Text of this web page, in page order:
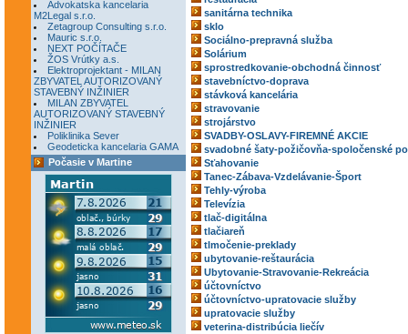
Advokatska kancelaria
M2Legal s.r.o.
Zetagroup Consulting s.r.o.
Mauric s.r.o.
NEXT POČÍTAČE
ŽOS Vrútky a.s.
Elektroprojektant - MILAN
ZBYVATEL AUTORIZOVANÝ
STAVEBNÝ INŽINIER
MILAN ZBYVATEL
AUTORIZOVANÝ STAVEBNÝ
INŽINIER
Poliklinika Sever
Geodeticka kancelaria GAMA
Počasie v Martine
sanitárna technika
sklo
Sociálno-prepravná služba
Solárium
sprostredkovanie-obchodná činnosť
stavebníctvo-doprava
stávková kancelária
stravovanie
strojárstvo
SVADBY-OSLAVY-FIREMNÉ AKCIE
svadobné šaty-požičovňa-spoločenské
Sťahovanie
Tanec-Zábava-Vzdelávanie-Šport
Tehly-výroba
Televízia
tlač-digitálna
tlačiareň
tlmočenie-preklady
ubytovanie-reštaurácia
Ubytovanie-Stravovanie-Rekreácia
účtovníctvo
účtovníctvo-upratovacie služby
upratovacie služby
veterina-distribúcia liečív